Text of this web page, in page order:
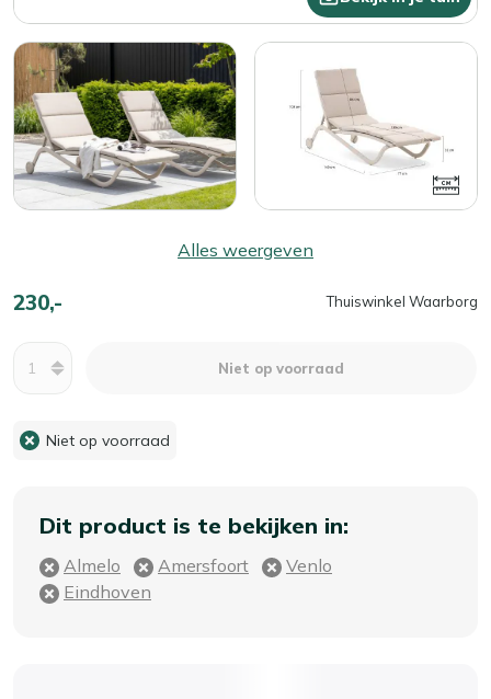
Alles weergeven
230,- Thuiswinkel Waarborg
Niet op voorraad
Niet op voorraad
Dit product is te bekijken in:
Almelo Amersfoort
Venlo
Eindhoven